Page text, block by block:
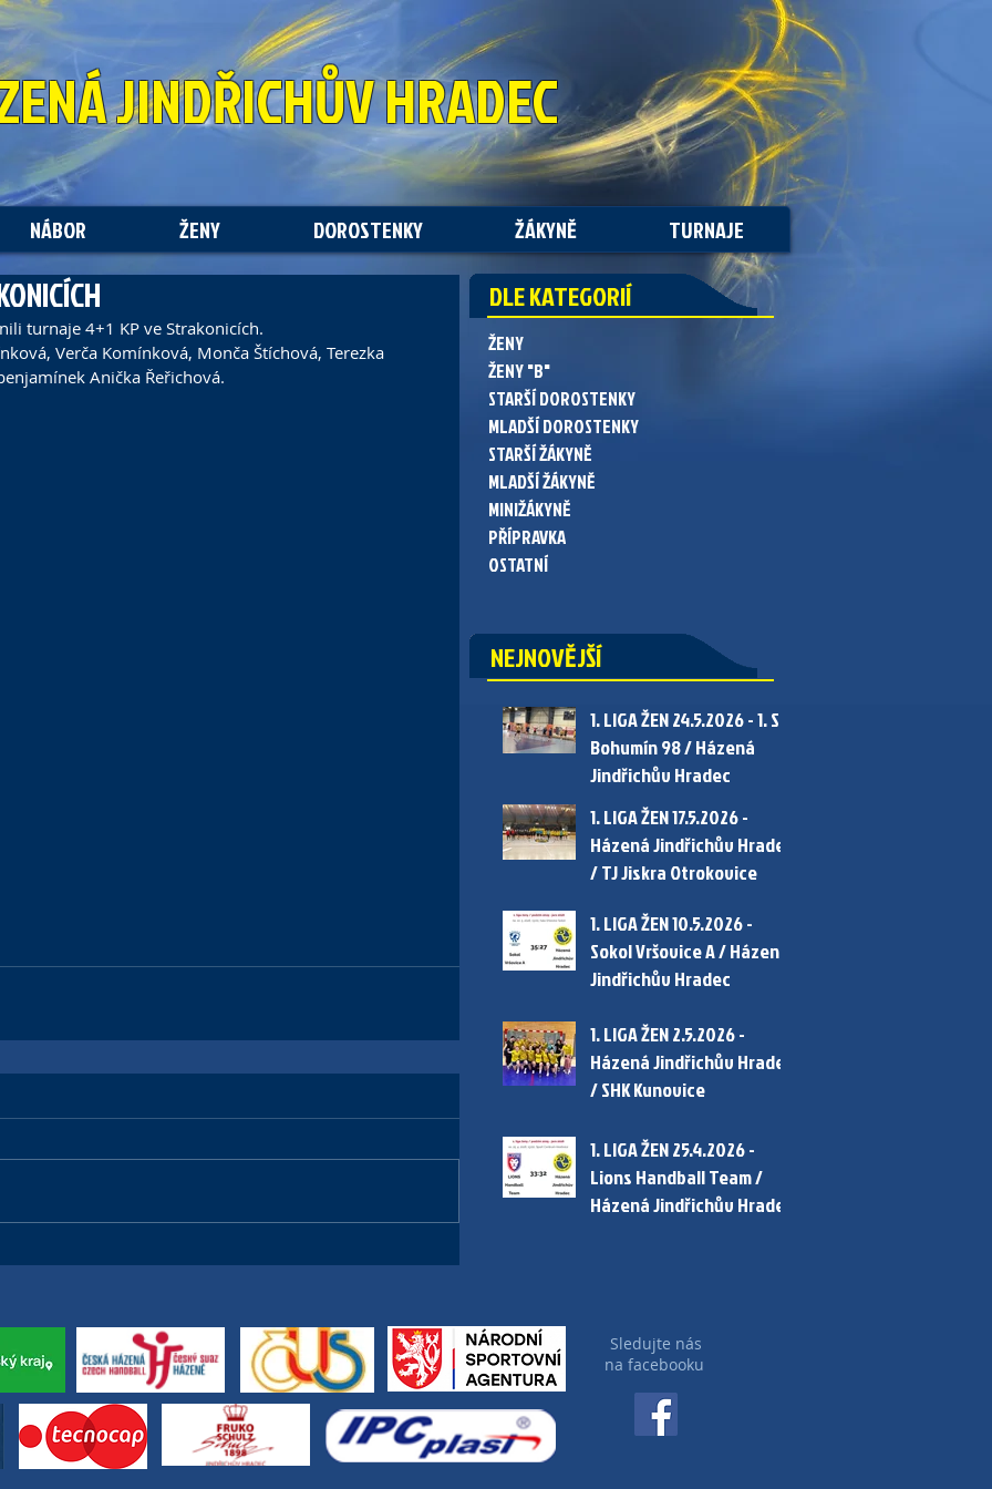
JINDŘICHŮV HRADEC
NÁBOR ŽENY DOROSTENKY ŽÁKYNĚ TURNAJE
turnaje 4+1 KP ve Strakonicích.
Verča Komínková, Monča Štíchová, Terezka
Anička Řeřichová.
ŽENY
ŽENY "B"
STARŠÍ DOROSTENKY
MLADŠÍ DOROSTENKY
STARŠÍ ŽÁKYNĚ
MLADŠÍ ŽÁKYNĚ
MINIŽÁKYNĚ
PŘÍPRAVKA
OSTATNÍ
DLE KATEGORIÍ
1. LIGA ŽEN 24.5.2026 - 1. SC
Bohumín 98 / Házená
Jindřichův Hradec
1. LIGA ŽEN 17.5.2026 -
Házená Jindřichův Hradec
/ TJ Jiskra Otrokovice
1. LIGA ŽEN 10.5.2026 -
Sokol Vršovice A / Házená
Jindřichův Hradec
1. LIGA ŽEN 2.5.2026 -
Házená Jindřichův Hradec
/ SHK Kunovice
1. LIGA ŽEN 25.4.2026 -
Lions Handball Team /
Házená Jindřichův Hradec
NEJNOVĚJŠÍ
Sledujte nás
na facebooku